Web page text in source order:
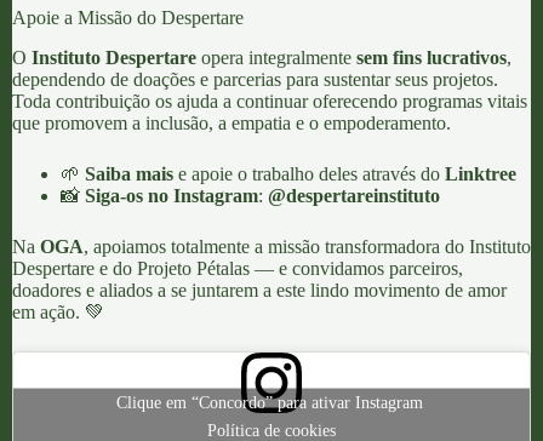
Apoie a Missão do Despertare
O Instituto Despertare opera integralmente sem fins lucrativos,
dependendo de doações e parcerias para sustentar seus projetos.
Toda contribuição os ajuda a continuar oferecendo programas vitais
que promovem a inclusão, a empatia e o empoderamento.
🌱 Saiba mais e apoie o trabalho deles através do Linktree
📸 Siga-os no Instagram: @despertareinstituto
Na OGA, apoiamos totalmente a missão transformadora do Instituto
Despertare e do Projeto Pétalas — e convidamos parceiros,
doadores e aliados a se juntarem a este lindo movimento de amor
em ação. 💚
Clique em “Concordo” para ativar Instagram
Política de cookies